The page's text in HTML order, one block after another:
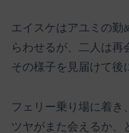
エイスケはアユミの勤
らわせるが、二人は再
その様子を見届けて後
フェリー乗り場に着き
ツヤがまた会えるか、